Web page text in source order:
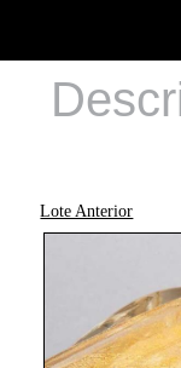
Lote Anterior